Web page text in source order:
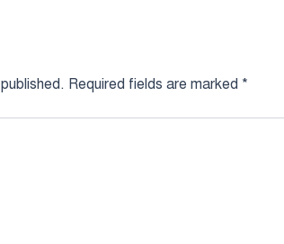
Required fields are marked *